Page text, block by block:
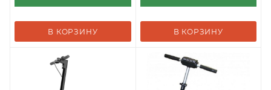
В КОРЗИНУ В КОРЗИНУ